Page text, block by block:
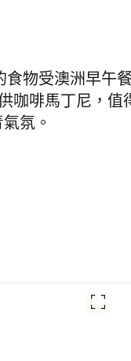
食物受澳洲早午
咖啡馬丁尼，
氛。